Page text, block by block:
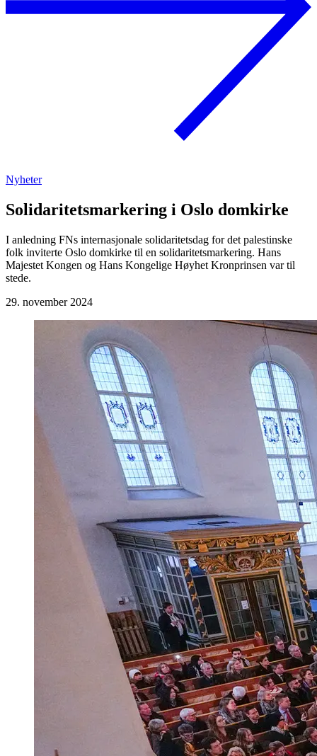
Nyheter
Solidaritetsmarkering i Oslo domkirke
I anledning FNs internasjonale solidaritetsdag for det palestinske
folk inviterte Oslo domkirke til en solidaritetsmarkering. Hans
Majestet Kongen og Hans Kongelige Høyhet Kronprinsen var til
stede.
29. november 2024